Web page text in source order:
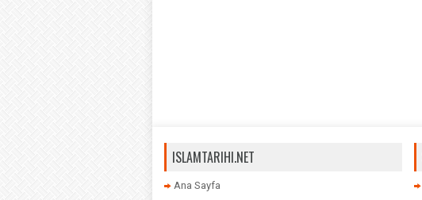
ISLAMTARIHI.NET
Ana Sayfa